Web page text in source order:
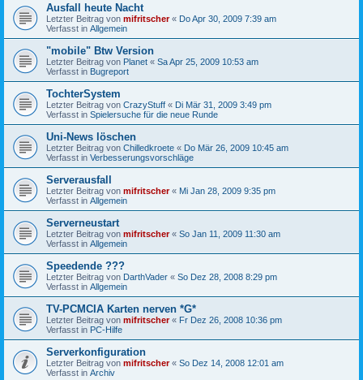
Ausfall heute Nacht
Letzter Beitrag von mifritscher« Do Apr 30, 2009 7:39 am
Verfasst in Allgemein
"mobile" Btw Version
Letzter Beitrag von Planet « Sa Apr 25, 2009 10:53 am
Verfasst in Bugreport
TochterSystem
Letzter Beitrag von CrazyStuff « Di Mär 31, 2009 3:49 pm
Verfasst in Spielersuche für die neue Runde
Uni-News löschen
Letzter Beitrag von Chilledkroete « Do Mär 26, 2009 10:45 am
Verfasst in Verbesserungsvorschläge
Serverausfall
Letzter Beitrag von mifritscher« Mi Jan 28, 2009 9:35 pm
Verfasst in Allgemein
Serverneustart
Letzter Beitrag von mifritscher« So Jan 11, 2009 11:30 am
Verfasst in Allgemein
Speedende ???
Letzter Beitrag von DarthVader « So Dez 28, 2008 8:29 pm
Verfasst in Allgemein
TV-PCMCIA Karten nerven *G*
Letzter Beitrag von mifritscher« Fr Dez 26, 2008 10:36 pm
Verfasst in PC-Hilfe
Serverkonfiguration
Letzter Beitrag von mifritscher« So Dez 14, 2008 12:01 am
Verfasst in Archiv